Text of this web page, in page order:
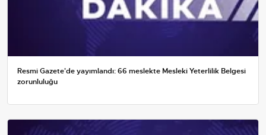
Resmi Gazete'de yayımlandı: 66 meslekte Mesleki Yeterlilik Belgesi
zorunluluğu